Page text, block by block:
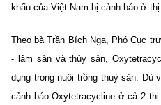
khẩu của Việt Nam bị cảnh báo ở
Theo bà Trần Bích Nga, Phó Cục
- lâm sản và thủy sản,
dụng trong nuôi trồng thuỷ sản. Dù
cảnh báo Oxytetracycline ở cả 2